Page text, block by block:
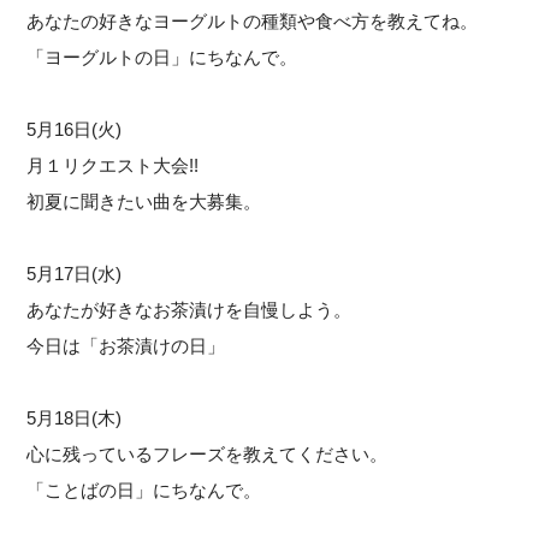
あなたの好きなヨーグルトの種類や食べ方を教えてね。
「ヨーグルトの日」にちなんで。
5月16日(火)
月１リクエスト大会!!
初夏に聞きたい曲を大募集。
5月17日(水)
あなたが好きなお茶漬けを自慢しよう。
今日は「お茶漬けの日」
5月18日(木)
心に残っているフレーズを教えてください。
「ことばの日」にちなんで。